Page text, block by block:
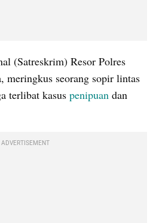
(Satreskrim) Resor Polres
meringkus seorang sopir lintas
terlibat kasus penipuan dan
ADVERTISEMENT